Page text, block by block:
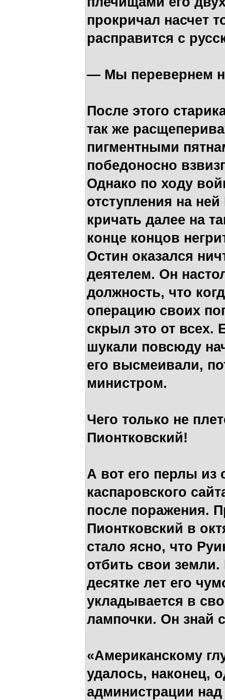
прокричал насчет
расправится с
— Мы перевернем
После этого
так же
пигментными
победоносно
Однако по ходу
отступления на
кричать далее на
конце концов
Остин оказался
деятелем. Он
должность, что
операцию своих
скрыл это от всех.
шукали повсюду
его высмеивали,
министром.
Чего только не
Пионтковский!
А вот его перлы из
каспаровского
после поражения.
Пионтковский в
стало ясно, что
отбить свои
десятке лет его
укладывается в
лампочки. Он знай
«Американскому
удалось, наконец,
администрации